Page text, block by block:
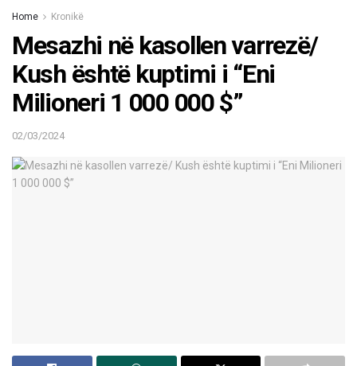
Home Kronikë
Mesazhi në kasollen varrezë/
Kush është kuptimi i “Eni
Milioneri 1 000 000 $”
02/03/2024